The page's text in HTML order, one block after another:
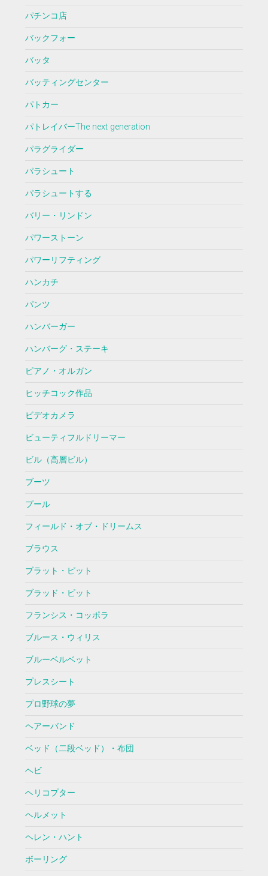
パチンコ店
バックフォー
バッタ
バッティングセンター
パトカー
パトレイバーThe next generation
パラグライダー
パラシュート
パラシュートする
バリー・リンドン
パワーストーン
パワーリフティング
ハンカチ
パンツ
ハンバーガー
ハンバーグ・ステーキ
ピアノ・オルガン
ヒッチコック作品
ビデオカメラ
ビューティフルドリーマー
ビル（高層ビル）
ブーツ
プール
フィールド・オブ・ドリームス
ブラウス
ブラット・ピット
ブラッド・ピット
フランシス・コッポラ
ブルース・ウィリス
ブルーベルベット
プレスシート
プロ野球の夢
ヘアーバンド
ベッド（二段ベッド）・布団
ヘビ
ヘリコプター
ヘルメット
ヘレン・ハント
ボーリング